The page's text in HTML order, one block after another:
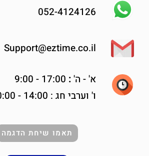
052-4124126
Support@eztime.co.il
א' - ה':
ו' וערבי חג : 14:00 - 10:00
תאמו שיחת הדגמה